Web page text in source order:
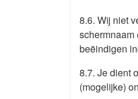
8.6. Wij niet
schermnaam
beëindigen
8.7. Je dient
(mogelijke)